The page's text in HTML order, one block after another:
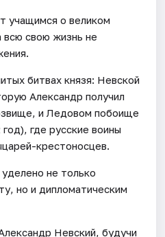
учащимся о великом
всю свою жизнь не
битвах князя: Невской
Александр получил
и Ледовом побоище
где русские воины
крестоносцев.
не только
но и дипломатическим
Невский, будучи